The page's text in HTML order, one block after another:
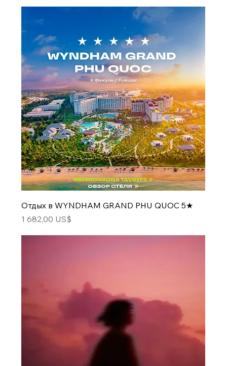
Отдых в WYNDHAM GRAND PHU QUOC 5★
Цена
1 682,00 US$